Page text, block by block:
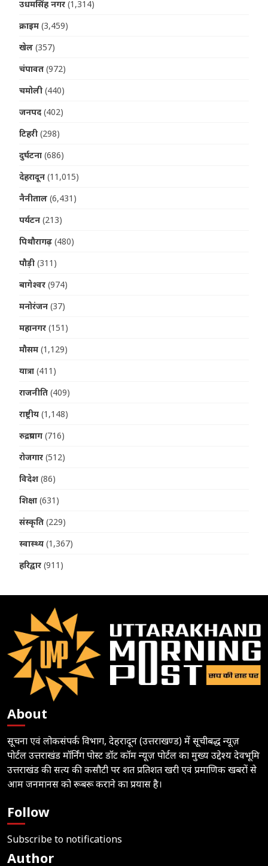
उधमसिंह नगर (1,314)
क्राइम (3,459)
खेल (357)
चंपावत (972)
चमोली (440)
जनपद (402)
टिहरी (298)
दुर्घटना (686)
देहरादून (11,015)
नैनीताल (6,431)
पर्यटन (213)
पिथौरागढ़ (480)
पौड़ी (311)
बागेश्वर (974)
मनोरंजन (37)
महानगर (151)
मौसम (1,129)
यात्रा (411)
राजनीति (409)
राष्ट्रीय (1,148)
रुद्रप्रयाग (716)
रोजगार (512)
विदेश (86)
शिक्षा (631)
संस्कृति (229)
स्वास्थ्य (1,367)
हरिद्वार (911)
About
सूचना एवं लोकसंपर्क विभाग, देहरादून (उत्तराखण्ड) में सूचीबद्ध न्यूज़
पोर्टल उत्तराखंड मॉर्निंग पोस्ट डॉट कॉम न्यूज़ पोर्टल का मुख्य उद्देश्य देवभूमि
उत्तराखंड की सत्य की कसौटी पर शत प्रतिशत खरी एवं प्रमाणिक खबरों से
आम जनमानस को रूबरू कराने का प्रयास है।
Follow
Subscribe to notifications
Author